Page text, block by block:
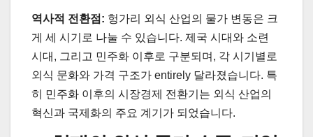
역사적 전환점: 헝가리 외식 산업의 물가 변동은 크
게 세 시기로 나눌 수 있습니다. 제국 시대와 소련
시대, 그리고 민주화 이후로 구분되며, 각 시기별로
외식 문화와 가격 구조가 entirely 달라졌습니다. 특
히 민주화 이후의 시장경제 전환기는 외식 산업의
혁신과 국제화의 주요 계기가 되었습니다.